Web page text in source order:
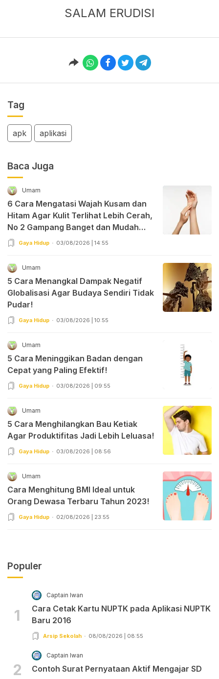
SALAM ERUDISI
Tag
apk aplikasi
Baca Juga
Umam
6 Cara Mengatasi Wajah Kusam dan
Hitam Agar Kulit Terlihat Lebih Cerah,
No 2 Gampang Banget dan Mudah
Dipraktekkan!
Gaya Hidup 03/08/2026 | 14:55
Umam
5 Cara Menangkal Dampak Negatif
Globalisasi Agar Budaya Sendiri Tidak
Pudar!
Gaya Hidup 03/08/2026 | 10:55
Umam
5 Cara Meninggikan Badan dengan
Cepat yang Paling Efektif!
Gaya Hidup 03/08/2026 | 09:55
Umam
5 Cara Menghilangkan Bau Ketiak
Agar Produktifitas Jadi Lebih Leluasa!
Gaya Hidup 03/08/2026 | 08:56
Umam
Cara Menghitung BMI Ideal untuk
Orang Dewasa Terbaru Tahun 2023!
Gaya Hidup 02/08/2026 | 23:55
Populer
1
Captain Iwan
Cara Cetak Kartu NUPTK pada Aplikasi NUPTK
Baru 2016
Arsip Sekolah 08/08/2026 | 08:55
2
Captain Iwan
Contoh Surat Pernyataan Aktif Mengajar SD